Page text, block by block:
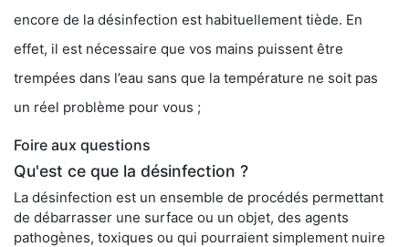
encore de la désinfection est habituellement tiède. En
effet, il est nécessaire que vos mains puissent être
trempées dans l’eau sans que la température ne soit pas
un réel problème pour vous ;
Foire aux questions
Qu'est ce que la désinfection ?
La désinfection est un ensemble de procédés permettant
de débarrasser une surface ou un objet, des agents
pathogènes, toxiques ou qui pourraient simplement nuire